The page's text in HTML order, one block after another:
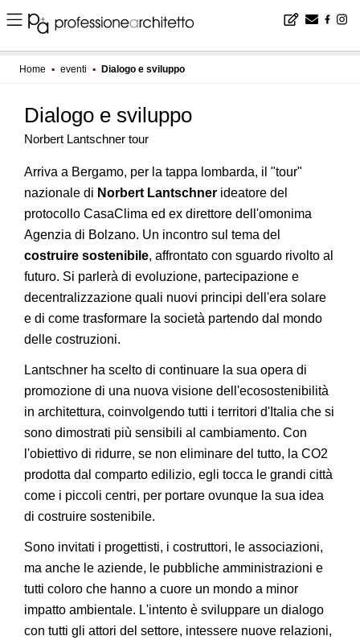
Home ▪ eventi ▪ Dialogo e sviluppo
Dialogo e sviluppo
Norbert Lantschner tour
Arriva a Bergamo, per la tappa lombarda, il "tour"
nazionale di Norbert Lantschner ideatore del
protocollo CasaClima ed ex direttore dell'omonima
Agenzia di Bolzano. Un incontro sul tema del
costruire sostenibile, affrontato con sguardo rivolto al
futuro. Si parlerà di evoluzione, partecipazione e
decentralizzazione quali nuovi principi dell'era solare
e di come trasformare la società partendo dal mondo
delle costruzioni.
Lantschner ha scelto di continuare la sua opera di
promozione di una nuova visione dell'ecosostenibilità
in architettura, coinvolgendo tutti i territori d'Italia che si
sono dimostrati più sensibili al cambiamento. Con
l'obiettivo di ridurre, se non eliminare del tutto, la CO2
prodotta dal comparto edilizio, egli tocca le grandi città
come i piccoli centri, per portare ovunque la sua idea
di costruire sostenibile.
Sono invitati i progettisti, i costruttori, le associazioni,
ma anche le aziende, le pubbliche amministrazioni e
tutti coloro che hanno a cuore un mondo a minor
impatto ambientale. L'intento è sviluppare un dialogo
con tutti gli attori del settore, intessere nuove relazioni,